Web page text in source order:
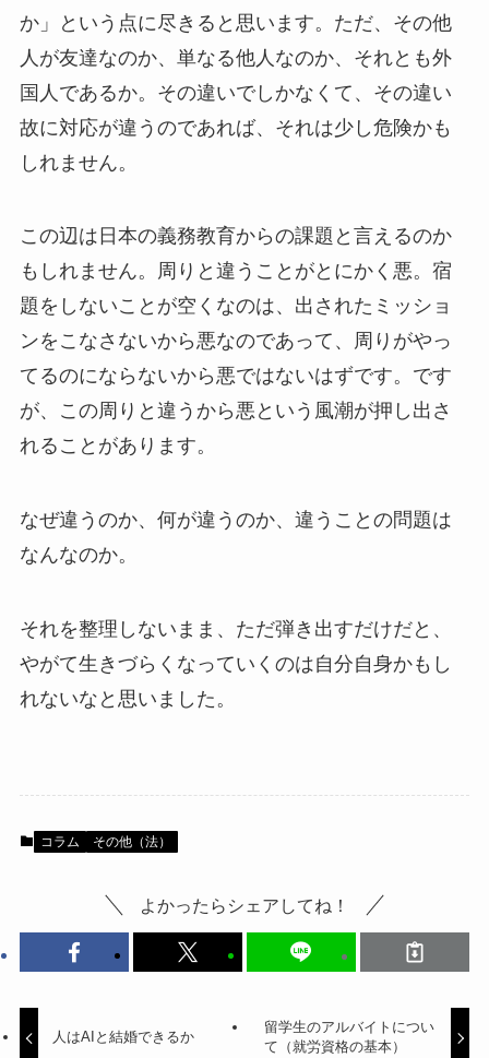
か」という点に尽きると思います。ただ、その他
人が友達なのか、単なる他人なのか、それとも外
国人であるか。その違いでしかなくて、その違い
故に対応が違うのであれば、それは少し危険かも
しれません。
この辺は日本の義務教育からの課題と言えるのか
もしれません。周りと違うことがとにかく悪。宿
題をしないことが空くなのは、出されたミッショ
ンをこなさないから悪なのであって、周りがやっ
てるのにならないから悪ではないはずです。です
が、この周りと違うから悪という風潮が押し出さ
れることがあります。
なぜ違うのか、何が違うのか、違うことの問題は
なんなのか。
それを整理しないまま、ただ弾き出すだけだと、
やがて生きづらくなっていくのは自分自身かもし
れないなと思いました。
コラム その他（法）
よかったらシェアしてね！
人はAIと結婚できるか
留学生のアルバイトについ
て（就労資格の基本）